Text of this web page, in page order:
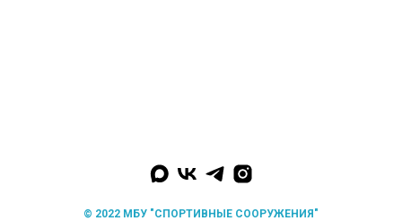
© 2022 МБУ "СПОРТИВНЫЕ СООРУЖЕНИЯ"